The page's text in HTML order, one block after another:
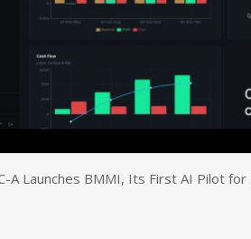
A Launches BMMI, Its First AI Pilot